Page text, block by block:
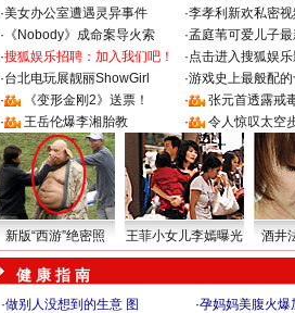
·美女办公室遭遇灵异事件 ·李孝利新欢私密
· 《Nobody》成命案导火索 ·孟庭苇可爱儿子
·搜狐娱乐招聘：加入我们吧！ ·点击进入搜狐娱
·台北电玩展靓丽ShowGirl ·游戏史上最般配
·
《变形金刚2》送票！ ·
张元首透露戒
·
王岳伦爆李湘胎教 · 令人惊叹太空
新版“西游”绝密照 王菲小女儿李嫣曝光 酒井
健 康 指 南
·做别人没想到的生意 图 ·孕妈妈美腹火爆